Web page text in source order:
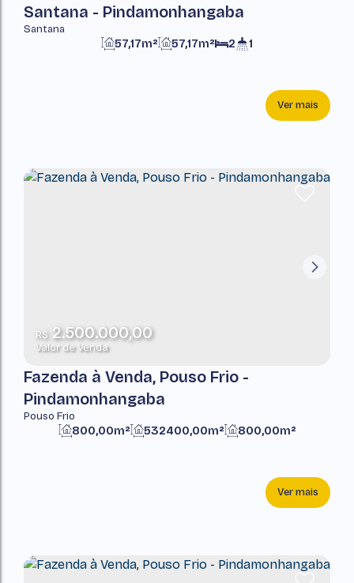
Santana - Pindamonhangaba
Santana
2 1
57,17m² 57,17m²
Ver mais
R$2.500.000,00
Valor de Venda
Fazenda à Venda, Pouso Frio -
Pindamonhangaba
Pouso Frio
800,00m² 532400,00m²
800,00m²
Ver mais